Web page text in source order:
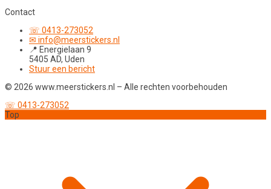
Contact
☏ 0413-273052
✉ info@meerstickers.nl
📍 Energielaan 9
5405 AD, Uden
Stuur een bericht
© 2026 www.meerstickers.nl – Alle rechten voorbehouden
☏ 0413-273052
Top